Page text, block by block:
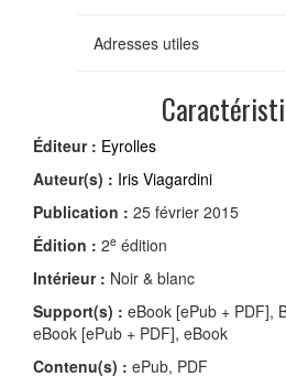
Adresses utiles
Éditeur : Eyrolles
Auteur(s) : Iris Viagardini
Publication : 25 février 2015
Édition : 2e édition
Intérieur : Noir & blanc
Support(s) : eBook [ePub + PDF],
eBook [ePub + PDF], eBook
Contenu(s) : ePub, PDF